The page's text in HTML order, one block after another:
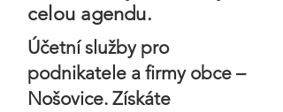
celou agendu.
Účetní služby pro
podnikatele a firmy obce –
Nošovice. Získáte